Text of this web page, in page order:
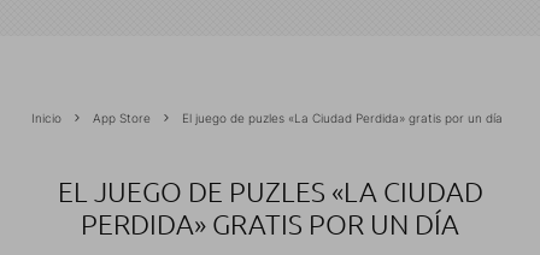
Inicio App Store El juego de puzles «La Ciudad Perdida» gratis por un día
EL JUEGO DE PUZLES «LA CIUDAD
PERDIDA» GRATIS POR UN DÍA